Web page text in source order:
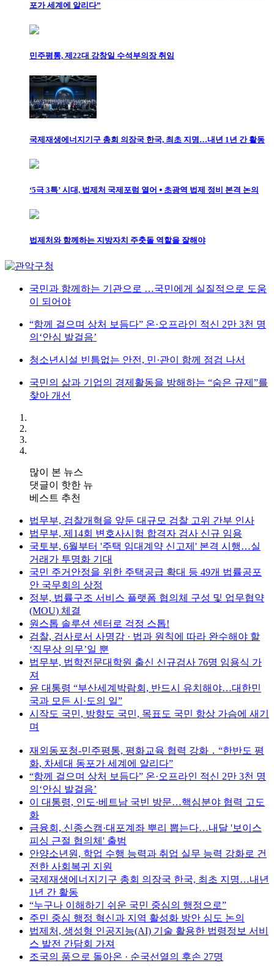
포가 세계에 알리다”
민주평통, 제22대 강창일 수석부의장 취임
국제재생에너지기구 총회 의장국 한국, 최초 지명…내년 1년 간 활동
‘5극 3특’ 시대, 법제처 국제포럼 열어 ⦁ 초광역 법제 정비 본격 논의
법제처와 함께하는 지방자치 주춧돌 역할을 잘해야
국민과 함께하는 기관으로 …국민에게 실질적으로 도움
이 되어야
“함께 걸으며 상처 보듬다” 온·오프라인 적신 2만 3천 명
의‘안심 발걸음’
청소년시설 빈틈없는 안전, 민·관이 함께 점검 나서
국민의 삶과 기업의 경제활동을 방해하는 “숨은 규제”를
찾아 개선
많이 본 뉴스
댓글이 핫한 뉴
베스트 추천
법무부, 검찰개혁을 앞둔 대규모 검찰 고위 간부 인사
법무부, 제14회 변호사시험 합격자 검사 신규 임용
국토부, 6월부터 '주택 임대계약 신고제' 본격 시행…실
거래가 투명화 기대
국민 주거안정을 위한 주택공급 확대 등 49개 법률공포
안 국무회의 상정
정부, 법률구조 서비스 플랫폼 협의체 구성 및 업무협약
(MOU) 체결
원스톱 솔루션 센터로 걱정 스톱!
검찰, 검사로서 사명감 · 법과 원칙에 따라 완수해야 할
‘직무상 의무’일 뿐
법무부, 법학전문대학원 출신 신규검사 76명 임용식 가
져
윤 대통령 “부산세계박람회, 반드시 유치해야…대한민
국과 모든 시·도의 일”
시작도 국민, 방향도 국민, 목표도 국민 항상 가슴에 새기
며
재외동포청-민주평통, 평화교육 협력 강화 ․ “한반도 평
화, 차세대 동포가 세계에 알리다”
“함께 걸으며 상처 보듬다” 온·오프라인 적신 2만 3천 명
의‘안심 발걸음’
이 대통령, 인도·베트남 국빈 방문…핵심분야 협력 고도
화
금융회, 신종스캠·대포계좌 뿌리 뽑는다…내달 '보이스
피싱 근절 협의체' 출범
안양소년원, 학업 수행 능력과 취업 실무 능력 강화로 건
전한 사회복귀 지원
국제재생에너지기구 총회 의장국 한국, 최초 지명…내년
1년 간 활동
“누구나 이해하기 쉬운 국민 중심의 행정으로”
주민 중심 행정 혁신과 지역 활성화 방안 심도 논의
법제처, 생성형 인공지능(AI) 기술 활용한 법령정보 서비
스 발전 간담회 가져
조국의 품으로 돌아온 · 순국선열의 후손 27명